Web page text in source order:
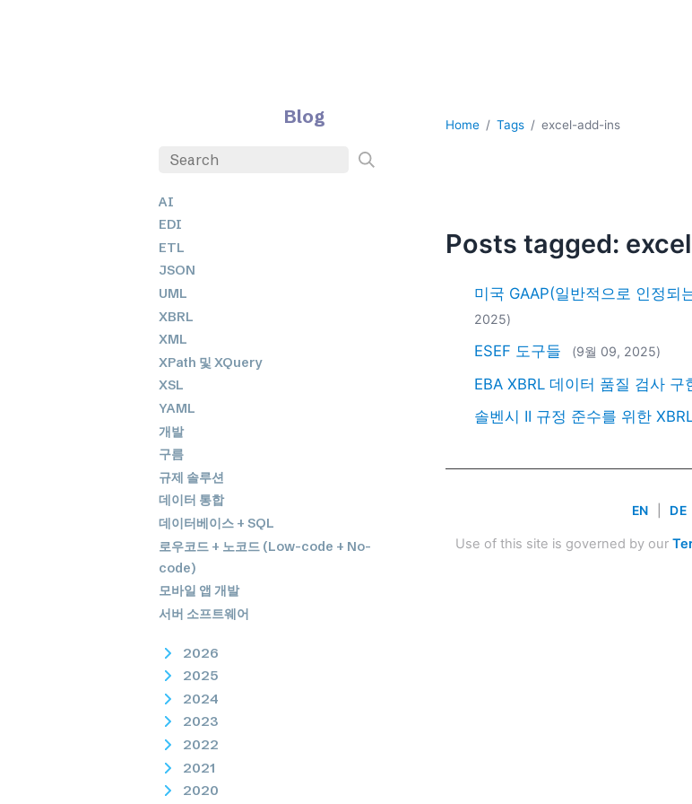
Blog
AI
EDI
ETL
JSON
UML
XBRL
XML
XPath 및 XQuery
XSL
YAML
개발
구름
규제 솔루션
데이터 통합
데이터베이스 + SQL
로우코드 + 노코드 (Low-code + No-
code)
모바일 앱 개발
서버 소프트웨어
2026
2025
2024
2023
2022
2021
2020
Home Tags excel-add-ins
Posts tagged:
미국 GAAP(일반적으로 인정되
2025)
ESEF 도구들 (9월 09, 2025)
EBA XBRL 데이터 품질 검사 구
솔벤시 II 규정 준수를 위한
EN DE
Use of this site is governed by our